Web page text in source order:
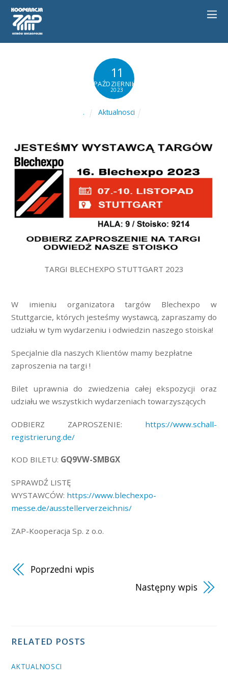
11
PAŹDZIERNIKA
2023
. Aktualnosci
TARGI BLECHEXPO STUTTGART 2023
W imieniu organizatora targów Blechexpo w
Stuttgarcie, których jesteśmy wystawcą, zapraszamy do
udziału w tym wydarzeniu i odwiedzin naszego stoiska!
Specjalnie dla naszych Klientów mamy bezpłatne
zaproszenia na targi !
Bilet uprawnia do zwiedzenia całej ekspozycji oraz
udziału we wszystkich wydarzeniach towarzyszących
ODBIERZ ZAPROSZENIE: https://www.schall-
registrierung.de/
KOD BILETU: GQ9VW-SMBGX
SPRAWDŹ LISTĘ
WYSTAWCÓW: https://www.blechexpo-
messe.de/ausstellerverzeichnis/
ZAP-Kooperacja Sp. z o.o.
Poprzedni wpis
Następny wpis
RELATED POSTS
AKTUALNOSCI